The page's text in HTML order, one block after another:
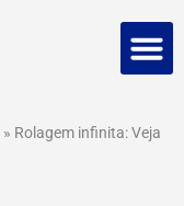
» Rolagem infinita: Veja